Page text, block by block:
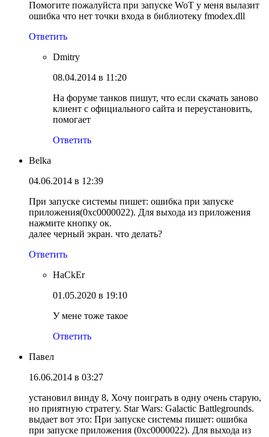
Помогите пожалуйста при запуске WoT у меня вылазит
ошибка что нет точки входа в библиотеку fmodex.dll
Ответить
Dmitry
08.04.2014 в 11:20
На форуме танков пишут, что если скачать заново
клиент с официального сайта и переустановить,
помогает
Ответить
Belka
04.06.2014 в 12:39
При запуске системы пишет: ошибка при запуске
приложения(0xc0000022). Для выхода из приложения
нажмите кнопку ок.
далее черный экран. что делать?
Ответить
HaCkEr
01.05.2020 в 19:10
У мене тоже такое
Ответить
Павел
16.06.2014 в 03:27
установил винду 8, Хочу поиграть в одну очень старую,
но приятную стратегу. Star Wars: Galactic Battlegrounds.
выдает вот это: При запуске системы пишет: ошибка
при запуске приложения (0xc0000022). Для выхода из